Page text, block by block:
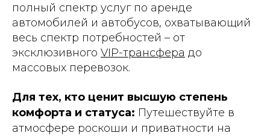
полный спектр услуг по аренде
автомобилей и автобусов, охватывающий
весь спектр потребностей – от
эксклюзивного VIP-трансфера до
массовых перевозок.
Для тех, кто ценит высшую степень
комфорта и статуса: Путешествуйте в
атмосфере роскоши и приватности на